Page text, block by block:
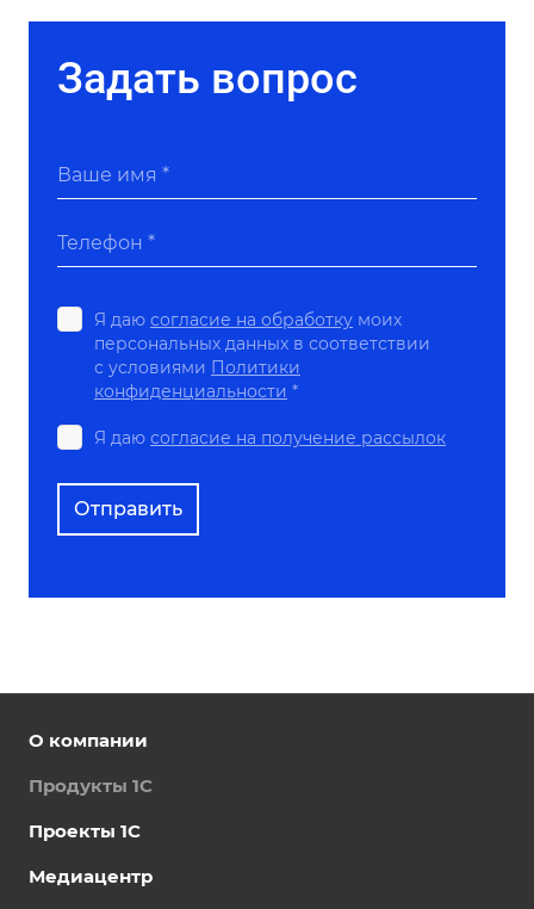
Задать вопрос
Ваше имя *
Телефон *
Я даю согласие на обработку моих
персональных данных в соответствии
с условиями Политики
конфиденциальности *
Я даю согласие на получение рассылок
О компании
Продукты 1С
Проекты 1С
Медиацентр